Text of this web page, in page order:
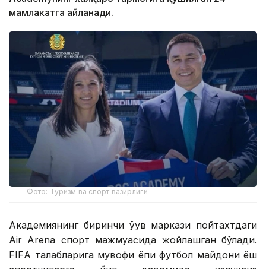
мамлакатга айланади.
Фото: Туризм ва спорт вазирлиги
Академиянинг биринчи ўқув маркази пойтахтдаги
Air Arena спорт мажмуасида жойлашган бўлади.
FIFА талабларига мувофиқ ёпиқ футбол майдони ёш